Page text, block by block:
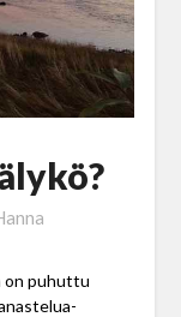
on puhuttu